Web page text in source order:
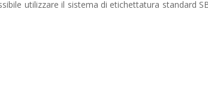
utilizzare il sistema di etichettatura standard